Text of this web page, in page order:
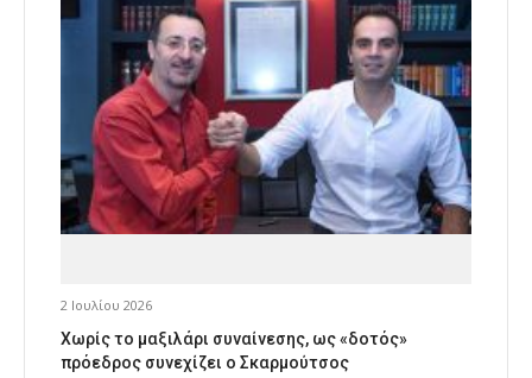
2 Ιουλίου 2026
Χωρίς το μαξιλάρι συναίνεσης, ως «δοτός»
πρόεδρος συνεχίζει ο Σκαρμούτσος